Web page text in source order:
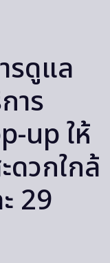
รดูแล
าร
up ให้
ดวกใกล้
29